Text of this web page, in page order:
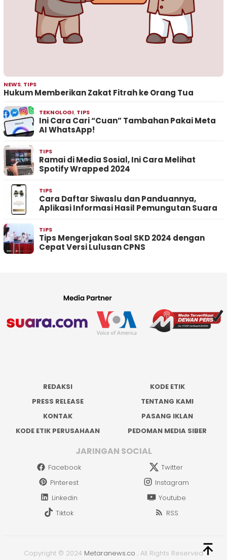
NEWS, TIPS
Hukum Memberikan Zakat Fitrah ke Orang Tua
TEKNOLOGI, TIPS
Ini Cara Cari “Cuan” Tambahan Pakai Meta
AI WhatsApp!
TIPS
Ramai di Media Sosial, Ini Cara Melihat
Spotify Wrapped 2024
TIPS
Cara Daftar Siwaslu dan Panduannya,
Aplikasi Informasi Hasil Pemungutan Suara
TIPS
Tips Mengerjakan Soal SKD 2024 dengan
Cepat Versi Lulusan CPNS
REDAKSI
KODE ETIK
PRESS RELEASE
TENTANG KAMI
KONTAK
PASANG IKLAN
KODE ETIK PERUSAHAAN
PEDOMAN MEDIA SIBER
JARINGAN SOCIAL
Facebook
Twitter
Pinterest
Instagram
Linkedin
Youtube
Tiktok
RSS
Copyright © 2024 Metaranews.co . All Rights Reserved